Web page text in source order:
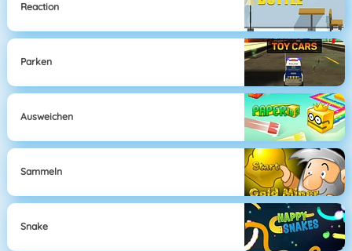
Reaction
Parken
Ausweichen
Sammeln
Snake